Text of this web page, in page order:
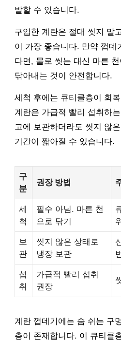
발할 수 있습니다.
구입한 계란은 절대 씻지 말
이 가장 좋습니다. 만약 껍데
다면, 물로 씻는 대신 마른
닦아내는 것이 안전합니다.
세척 후에는 큐티클층이 회
계란은 가급적 빨리 섭취하
고에 보관하더라도 씻지 않
기간이 짧아질 수 있습니다.
구
분
권장 방법
세
척
필수 아님. 마른 천
으로 닦기
보
관
씻지 않은 상태로
냉장 보관
섭
취
가급적 빨리 섭취
권장
계란 껍데기에는 숨 쉬는 구
층이 존재합니다. 이 큐티클